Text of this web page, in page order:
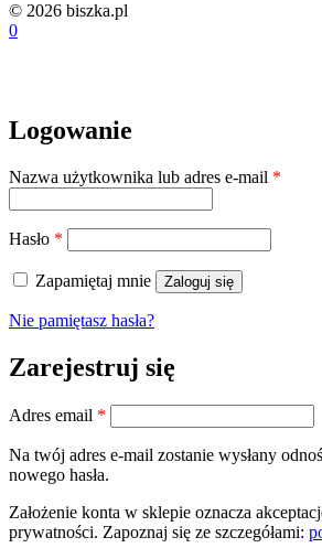
© 2026 biszka.pl
0
Logowanie
Nazwa użytkownika lub adres e-mail *
Hasło *
Zapamiętaj mnie Zaloguj się
Nie pamiętasz hasła?
Zarejestruj się
Adres email *
Na twój adres e-mail zostanie wysłany
nowego hasła.
Założenie konta w sklepie oznacza
prywatności. Zapoznaj się ze szczegółami: